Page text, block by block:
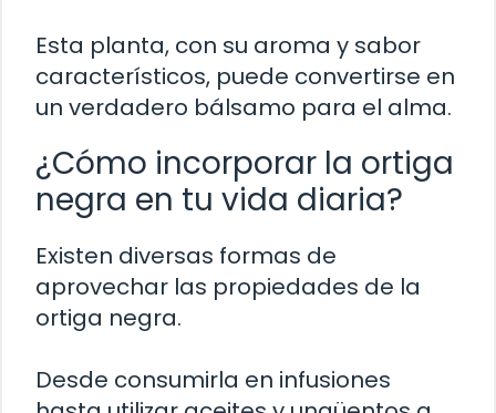
Esta planta, con su aroma y sabor
característicos, puede convertirse en
un verdadero bálsamo para el alma.
¿Cómo incorporar la ortiga
negra en tu vida diaria?
Existen diversas formas de
aprovechar las propiedades de la
ortiga negra.
Desde consumirla en infusiones